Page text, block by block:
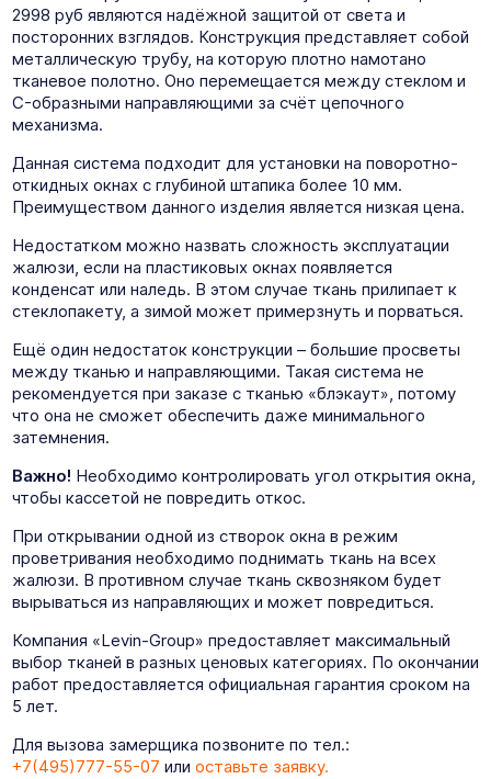
2998 руб являются надёжной защитой от света и
посторонних взглядов. Конструкция представляет собой
металлическую трубу, на которую плотно намотано
тканевое полотно. Оно перемещается между стеклом и
C-образными направляющими за счёт цепочного
механизма.
Данная система подходит для установки на поворотно-
откидных окнах с глубиной штапика более 10 мм.
Преимуществом данного изделия является низкая цена.
Недостатком можно назвать сложность эксплуатации
жалюзи, если на пластиковых окнах появляется
конденсат или наледь. В этом случае ткань прилипает к
стеклопакету, а зимой может примерзнуть и порваться.
Ещё один недостаток конструкции – большие просветы
между тканью и направляющими. Такая система не
рекомендуется при заказе с тканью «блэкаут», потому
что она не сможет обеспечить даже минимального
затемнения.
Важно! Необходимо контролировать угол открытия окна,
чтобы кассетой не повредить откос.
При открывании одной из створок окна в режим
проветривания необходимо поднимать ткань на всех
жалюзи. В противном случае ткань сквозняком будет
вырываться из направляющих и может повредиться.
Компания «Levin-Group» предоставляет максимальный
выбор тканей в разных ценовых категориях. По окончании
работ предоставляется официальная гарантия сроком на
5 лет.
Для вызова замерщика позвоните по тел.:
+7(495)777-55-07 или оставьте заявку.